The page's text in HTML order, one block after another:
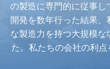
の製造に専門的に従事
開発を数年行った結果
な製造力を持つ大規模な
た。私たちの会社の利